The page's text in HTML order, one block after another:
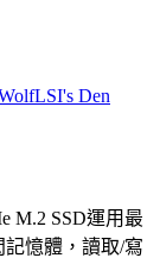
Den
M.2 SSD運用最
記憶體，讀取/寫